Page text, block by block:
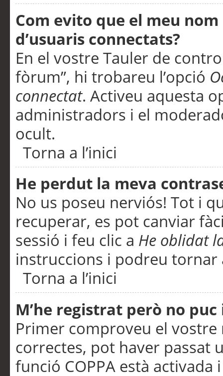
Com evito que el meu
d’usuaris connectats?
En el vostre Tauler de
fòrum”, hi trobareu l’opció
connectat. Activeu aquesta
administradors i el
ocult.
Torna a l’inici
He perdut la meva
No us poseu nerviós! Tot i
recuperar, es pot canviar
sessió i feu clic a He oblidat
instruccions i podreu tornar
Torna a l’inici
M’he registrat però no
Primer comproveu el vostre
correctes, pot haver passat
funció COPPA està